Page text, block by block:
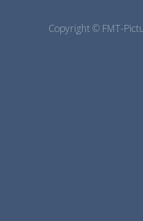
Copyright © FMT-